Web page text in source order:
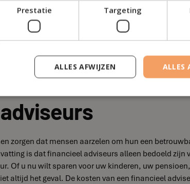
opnemen als je vragen hebt of
financiële situatie in de regio Herfelingen. 4)
plannen van afspraken en is vaak bereid om
financiële vragen en doelen. Of het nu gaat om
zorgen dat mensen aarzelen om hun een
is dat financieel adviseurs alleen bedoeld
Of u nu wilt sparen voor uw kinderen, uw
altijd het geval. De kosten van een financieel
Prestatie Targeting
ALLES
ALLES AFWIJZEN